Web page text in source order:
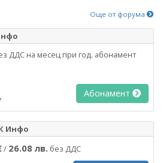
Още от форума
ДДС на месец при год. абонамент
Абонамент
Инфо
/ 26.08 лв. без ДДС